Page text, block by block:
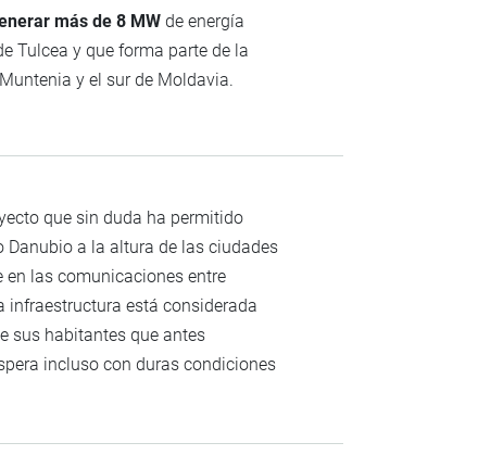
más de 8 MWde energía
Tulcea y que forma parte de la
y el sur de Moldavia.
que sin duda ha permitido
Danubio a la altura de las ciudades
las comunicaciones entre
infraestructura está considerada
sus habitantes que antes
incluso con duras condiciones